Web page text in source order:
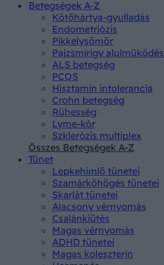
Betegségek A-Z
Kötőhártya-gyulladás
Endometriózis
Pikkelysömör
Pajzsmirigy alulműködés
ALS betegség
PCOS
Hisztamin intolerancia
Crohn betegség
Rühesség
Lyme-kór
Szklerózis multiplex
Összes Betegségek A-Z
Tünet
Lepkehimlő tünetei
Szamárköhögés tünetei
Skarlát tünetei
Alacsony vérnyomás
Csalánkiütés
Magas vérnyomás
ADHD tünetei
Magas koleszterin